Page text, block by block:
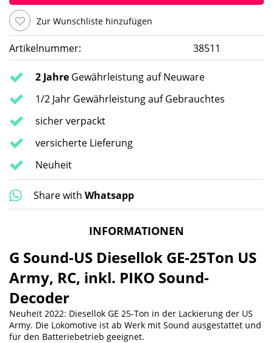
Zur Wunschliste hinzufügen
Artikelnummer: 38511
2 Jahre Gewährleistung auf Neuware
1/2 Jahr Gewährleistung auf Gebrauchtes
sicher verpackt
versicherte Lieferung
Neuheit
Share with Whatsapp
INFORMATIONEN
G Sound-US Diesellok GE-25Ton US
Army, RC, inkl. PIKO Sound-
Decoder
Neuheit 2022: Diesellok GE 25-Ton in der Lackierung der US
Army. Die Lokomotive ist ab Werk mit Sound ausgestattet und
für den Batteriebetrieb geeignet.